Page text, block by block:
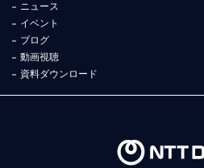
ニュース
イベント
ブログ
動画視聴
資料ダウンロード